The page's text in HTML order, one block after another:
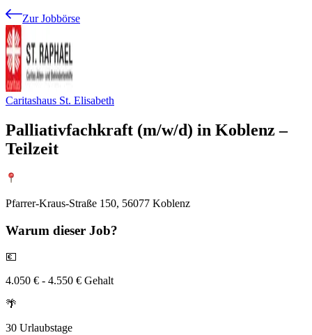
Zur Jobbörse
Caritashaus St. Elisabeth
Palliativfachkraft (m/w/d) in Koblenz –
Teilzeit
Pfarrer-Kraus-Straße 150, 56077 Koblenz
Warum dieser Job?
💶
4.050 € - 4.550 € Gehalt
🌴
30 Urlaubstage